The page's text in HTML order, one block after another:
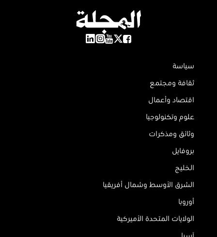
سياسة
ثقافة ومجتمع
اقتصاد وأعمال
علوم وتكنولوجيا
وثائق ومذكرات
بروفايل
الخليج
الشرق الأوسط وشمال أفريقيا
أوروبا
الولايات المتحدة الأميركية